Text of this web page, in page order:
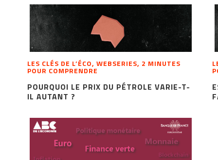
LES CLÉS DE L’ÉCO, WEBSERIES, 2 MINUTES
POUR COMPRENDRE
POURQUOI LE PRIX DU PÉTROLE VARIE-T-
IL AUTANT ?